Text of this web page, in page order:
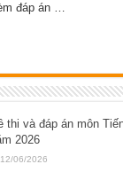
đáp án …
thi và đáp án môn
2026
12/06/2026